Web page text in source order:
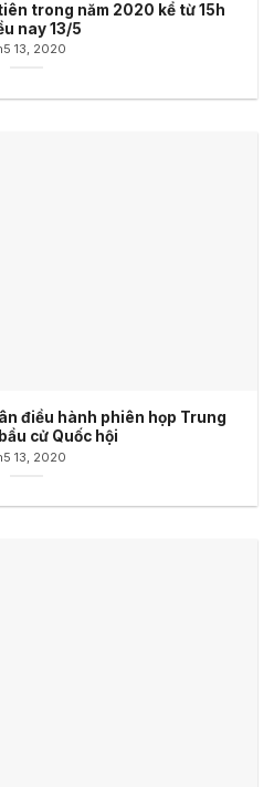
trong năm 2020 kể từ 15h
nay 13/5
13, 2020
điều hành phiên họp Trung
cử Quốc hội
13, 2020